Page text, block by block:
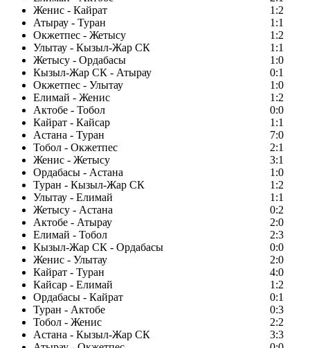
Женис - Кайрат
1:2
Атырау - Туран
1:1
Окжетпес - Жетысу
1:2
Улытау - Кызыл-Жар СК
1:1
Жетысу - Ордабасы
1:0
Кызыл-Жар СК - Атырау
0:1
Окжетпес - Улытау
1:0
Елимай - Женис
1:2
Актобе - Тобол
0:0
Кайрат - Кайсар
1:1
Астана - Туран
7:0
Тобол - Окжетпес
2:1
Женис - Жетысу
3:1
Ордабасы - Астана
1:0
Туран - Кызыл-Жар СК
1:2
Улытау - Елимай
1:1
Жетысу - Астана
0:2
Актобе - Атырау
2:0
Елимай - Тобол
2:3
Кызыл-Жар СК - Ордабасы
0:0
Женис - Улытау
2:0
Кайрат - Туран
4:0
Кайсар - Елимай
1:2
Ордабасы - Кайрат
0:1
Туран - Актобе
0:3
Тобол - Женис
2:2
Астана - Кызыл-Жар СК
3:3